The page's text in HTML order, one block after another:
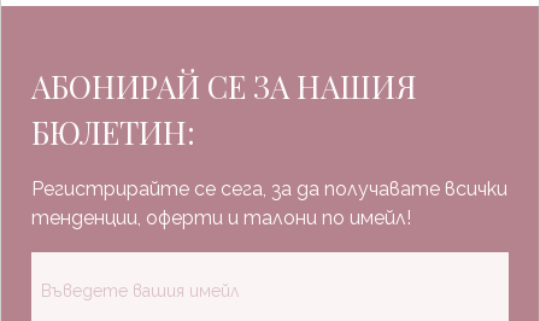
АБОНИРАЙ СЕ ЗА НАШИЯ
БЮЛЕТИН:
Регистрирайте се сега, за да получавате всички
тенденции, оферти и талони по имейл!